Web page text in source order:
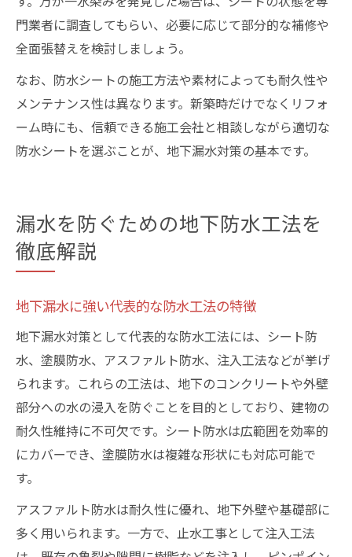
門業者に調査してもらい、必要に応じて部分的な補修や
全面張替えを検討しましょう。
なお、防水シートの施工方法や素材によっても耐久性や
メンテナンス性は異なります。新築時だけでなくリフォ
ーム時にも、信頼できる施工会社と相談しながら適切な
防水シートを選ぶことが、地下漏水対策の基本です。
漏水を防ぐための地下防水工法を
徹底解説
地下漏水に強い代表的な防水工法の特徴
地下漏水対策として代表的な防水工法には、シート防
水、塗膜防水、アスファルト防水、注入工法などが挙げ
られます。これらの工法は、地下のコンクリートや外壁
部分への水の浸入を防ぐことを目的としており、建物の
耐久性維持に不可欠です。シート防水は広範囲を効率的
にカバーでき、塗膜防水は複雑な形状にも対応可能で
す。
アスファルト防水は耐久性に優れ、地下外壁や基礎部に
多く用いられます。一方で、止水工事として注入工法